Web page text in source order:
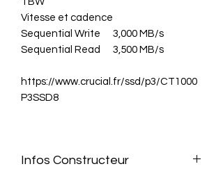
Vitesse et cadence
Sequential Write
3,000 MB/s
Sequential Read
3,500 MB/s
https://www.crucial.fr/ssd/p3/CT1000
P3SSD8
Infos Constructeur